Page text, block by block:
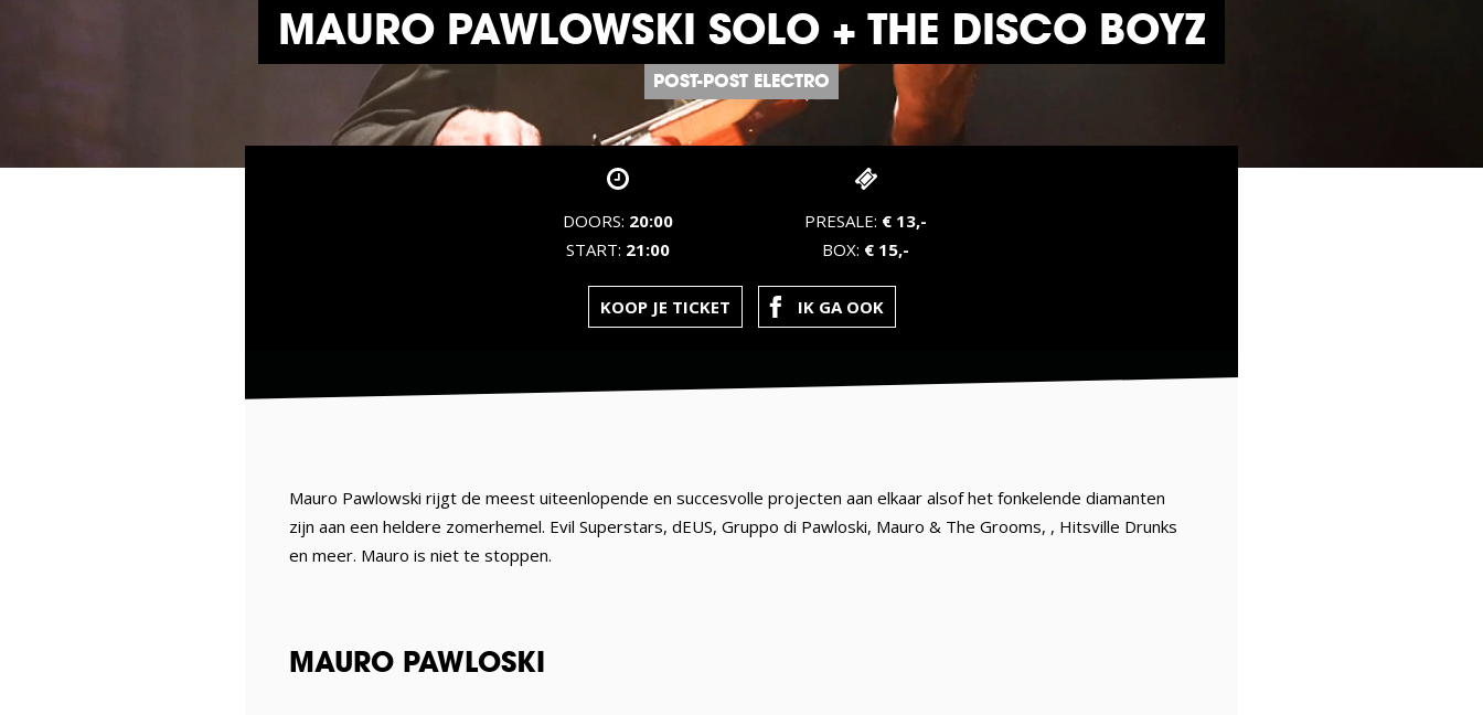
MAURO PAWLOWSKI SOLO + THE DISCO BOYZ
POST-POST ELECTRO
DOORS: 20:00
START: 21:00
PRESALE: € 13,-
BOX: € 15,-
KOOP JE TICKET IK GA OOK
Mauro Pawlowski rijgt de meest uiteenlopende en succesvolle projecten aan elkaar alsof het fonkelende diamanten
zijn aan een heldere zomerhemel. Evil Superstars, dEUS, Gruppo di Pawloski, Mauro & The Grooms, , Hitsville Drunks
en meer. Mauro is niet te stoppen.
MAURO PAWLOSKI